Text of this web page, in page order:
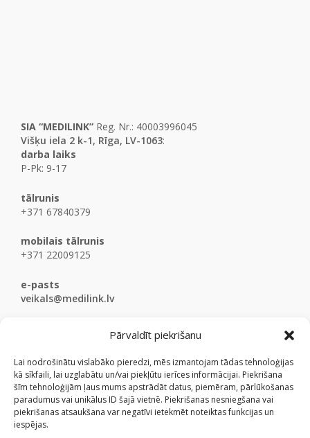
Pārvaldīt piekrišanu
Lai nodrošinātu vislabāko pieredzi, mēs izmantojam tādas tehnoloģijas
kā sīkfaili, lai uzglabātu un/vai piekļūtu ierīces informācijai. Piekrišana
šīm tehnoloģijām ļaus mums apstrādāt datus, piemēram, pārlūkošanas
paradumus vai unikālus ID šajā vietnē. Piekrišanas nesniegšana vai
piekrišanas atsaukšana var negatīvi ietekmēt noteiktas funkcijas un
iespējas.
SIA “MEDILINK” Reg. Nr.: 40003996045
Višķu iela 2 k-1, Rīga, LV-1063:
darba laiks
P-Pk: 9-17
tālrunis
+371 67840379
mobilais tālrunis
+371 22009125
e-pasts
veikals@medilink.lv